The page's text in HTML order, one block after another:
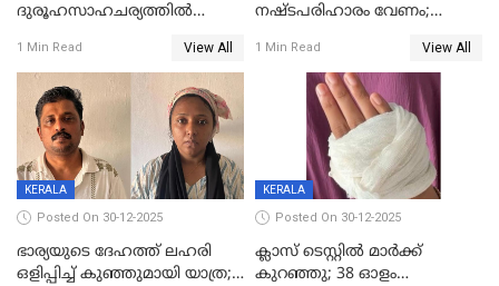
ദുരൂഹസാഹചര്യത്തിൽ
മലയാളി യുവാവിന്റെ ഭാര്യയും
മരിച്ചു
1 Min Read View All
നഷ്ടപരിഹാരം വേണം;
നോട്ടീസയച്ച് ഉമാ തോമസ്
1 Min Read View All
KERALA
Posted On 30-12-2025
ഭാര്യയുടെ ദേഹത്ത് ലഹരി
ഒളിപ്പിച്ച് കുഞ്ഞുമായി യാത്ര;
KERALA
Posted On 30-12-2025
ക്ലാസ് ടെസ്റ്റിൽ മാർക്ക്
കുറഞ്ഞു; 38 ഓളം